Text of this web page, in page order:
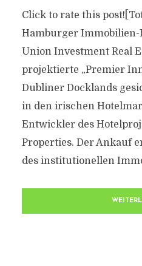
Click to rate this
Hamburger
Union Investment Real
projektierte „Premier
Dubliner Docklands
in den irischen
Entwickler des
Properties. Der Ankauf
des institutionellen